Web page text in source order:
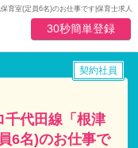
育室(定員6名)のお仕事です|保育士求人
30秒簡単登録
千代田線「根津
6名)のお仕事で
契約社員